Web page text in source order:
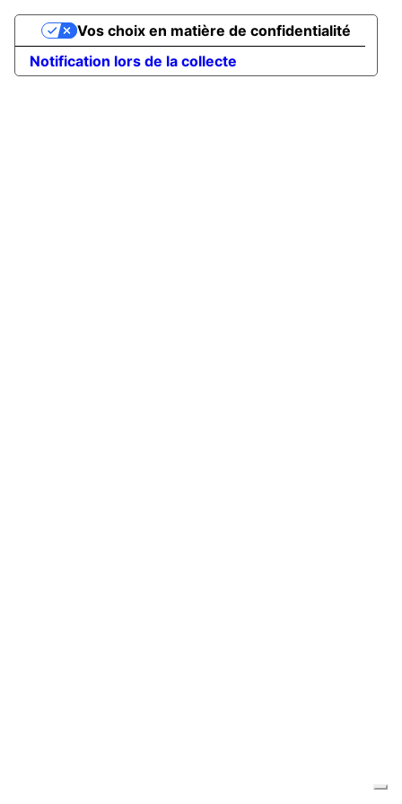
Notification lors de la collecte
Vos choix en matière de confidentialité